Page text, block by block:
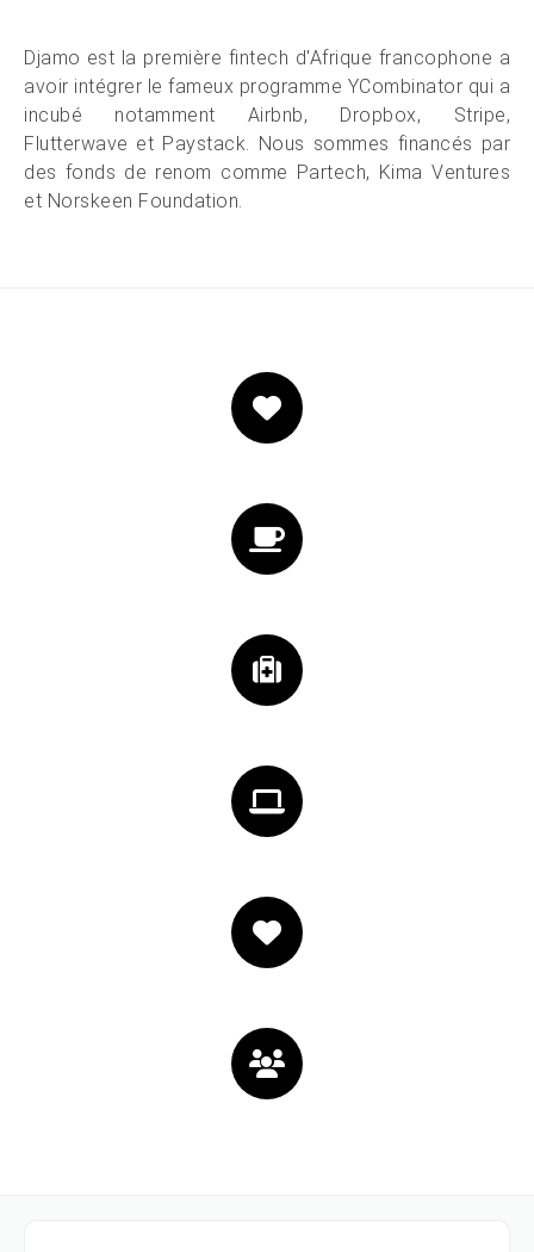
Djamo est la première fintech d'Afrique francophone a
avoir intégrer le fameux programme YCombinator qui a
incubé notamment Airbnb, Dropbox, Stripe,
Flutterwave et Paystack. Nous sommes financés par
des fonds de renom comme Partech, Kima Ventures
et Norskeen Foundation.